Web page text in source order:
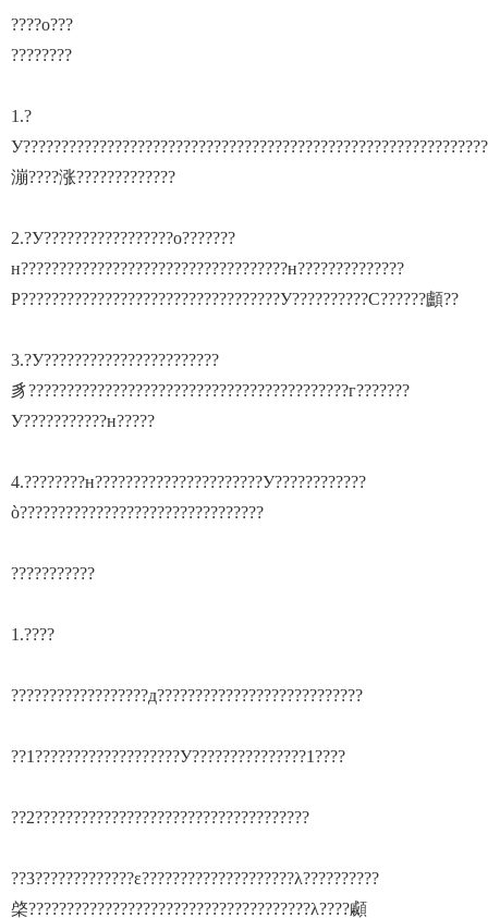
????о???
????????
1.?
漰????涨?????????????
2.?У?????????????????о???????
н???????????????????????????????????н??????????????
Ρ??????????????????????????????????У??????????С??????顱??
3.?У???????????????????????
豸??????????????????????????????????????????г???????
У???????????н?????
4.????????н??????????????????????У????????????
ò????????????????????????????????
???????????
1.????
??????????????????д???????????????????????????
??1???????????????????У???????????????1????
??2????????????????????????????????????
??3?????????????ε????????????????????λ??????????
棨?????????????????????????????????????λ????顣